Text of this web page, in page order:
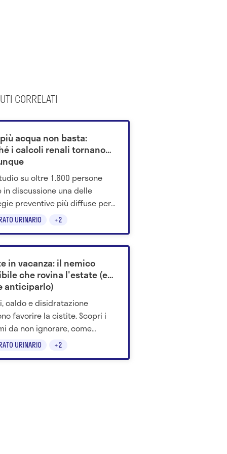
CORRELATI
URINARIO +2
acqua non basta:
i calcoli renali tornano
su oltre 1.600 persone
in discussione una delle
preventive più diffuse per
i calcoli renali, ma funziona
URINARIO +2
in vacanza: il nemico
che rovina l'estate (e
anticiparlo)
caldo e disidratazione
favorire la cistite. Scopri i
da non ignorare, come
e cosa dice la scienza sul